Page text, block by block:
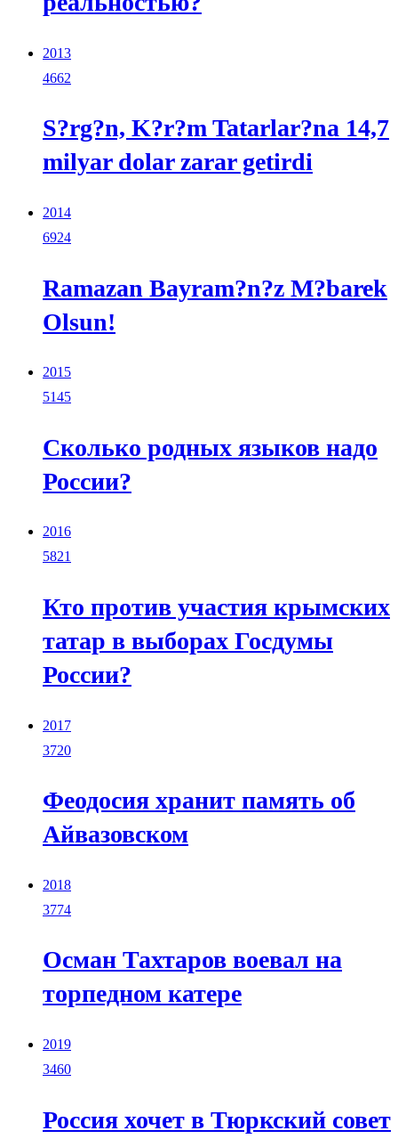
2013
4662
S?rg?n, K?r?m Tatarlar?na 14,7
milyar dolar zarar getirdi
2014
6924
Ramazan Bayram?n?z M?barek
Olsun!
2015
5145
Сколько родных языков надо
России?
2016
5821
Кто против участия крымских
татар в выборах Госдумы
России?
2017
3720
Феодосия хранит память об
Айвазовском
2018
3774
Осман Тахтаров воевал на
торпедном катере
2019
3460
Россия хочет в Тюркский совет